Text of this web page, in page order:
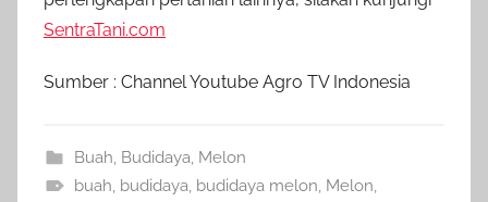
SentraTani.com
Sumber : Channel Youtube Agro TV Indonesia
Buah, Budidaya, Melon
buah, budidaya, budidaya melon, Melon,